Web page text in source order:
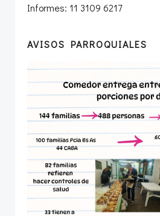
Informes: 11 3109 6217
AVISOS PARROQUIALES